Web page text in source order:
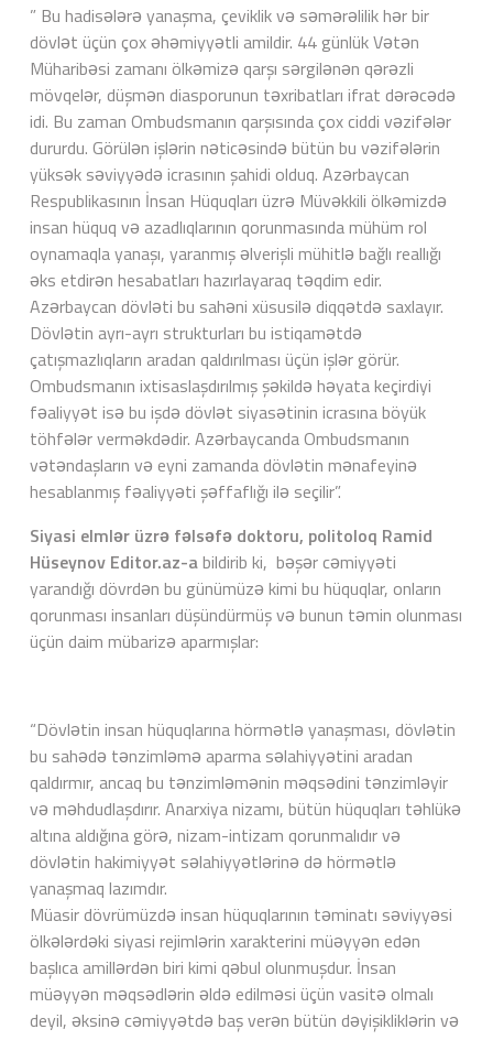
” Bu hadisələrə yanaşma, çeviklik və səmərəlilik hər bir
dövlət üçün çox əhəmiyyətli amildir. 44 günlük Vətən
Müharibəsi zamanı ölkəmizə qarşı sərgilənən qərəzli
mövqelər, düşmən diasporunun təxribatları ifrat dərəcədə
idi. Bu zaman Ombudsmanın qarşısında çox ciddi vəzifələr
dururdu. Görülən işlərin nəticəsində bütün bu vəzifələrin
yüksək səviyyədə icrasının şahidi olduq. Azərbaycan
Respublikasının İnsan Hüquqları üzrə Müvəkkili ölkəmizdə
insan hüquq və azadlıqlarının qorunmasında mühüm rol
oynamaqla yanaşı, yaranmış əlverişli mühitlə bağlı reallığı
əks etdirən hesabatları hazırlayaraq təqdim edir.
Azərbaycan dövləti bu sahəni xüsusilə diqqətdə saxlayır.
Dövlətin ayrı-ayrı strukturları bu istiqamətdə
çatışmazlıqların aradan qaldırılması üçün işlər görür.
Ombudsmanın ixtisaslaşdırılmış şəkildə həyata keçirdiyi
fəaliyyət isə bu işdə dövlət siyasətinin icrasına böyük
töhfələr verməkdədir. Azərbaycanda Ombudsmanın
vətəndaşların və eyni zamanda dövlətin mənafeyinə
hesablanmış fəaliyyəti şəffaflığı ilə seçilir”.
Siyasi elmlər üzrə fəlsəfə doktoru, politoloq Ramid
Hüseynov Editor.az-abildirib ki, bəşər cəmiyyəti
yarandığı dövrdən bu günümüzə kimi bu hüquqlar, onların
qorunması insanları düşündürmüş və bunun təmin olunması
üçün daim mübarizə aparmışlar:
“Dövlətin insan hüquqlarına hörmətlə yanaşması, dövlətin
bu sahədə tənzimləmə aparma səlahiyyətini aradan
qaldırmır, ancaq bu tənzimləmənin məqsədini tənzimləyir
və məhdudlaşdırır. Anarxiya nizamı, bütün hüquqları təhlükə
altına aldığına görə, nizam-intizam qorunmalıdır və
dövlətin hakimiyyət səlahiyyətlərinə də hörmətlə
yanaşmaq lazımdır.
Müasir dövrümüzdə insan hüquqlarının təminatı səviyyəsi
ölkələrdəki siyasi rejimlərin xarakterini müəyyən edən
başlıca amillərdən biri kimi qəbul olunmuşdur. İnsan
müəyyən məqsədlərin əldə edilməsi üçün vasitə olmalı
deyil, əksinə cəmiyyətdə baş verən bütün dəyişikliklərin və